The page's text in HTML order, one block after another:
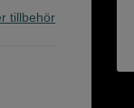
tillbehör